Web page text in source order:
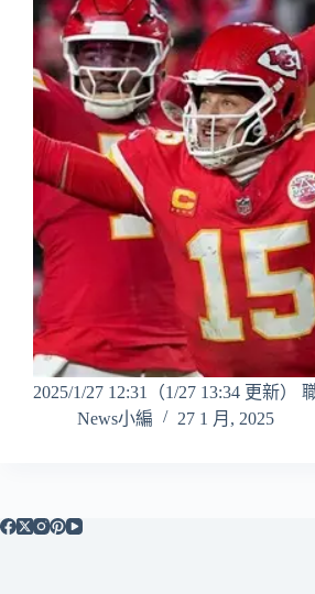
2025/1/27 12:31（1/27 13:34 更新）
News小編
27 1 月, 2025